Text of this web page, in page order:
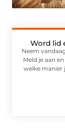
Word lid
Neem
Meld je aan
welke manier